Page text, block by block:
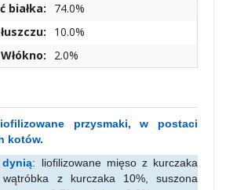
białka:
74.0%
10.0%
Włókno:
2.0%
przysmaki, w postaci
kotów.
dynią: liofilizowane mięso z kurczaka
z kurczaka 10%, suszona